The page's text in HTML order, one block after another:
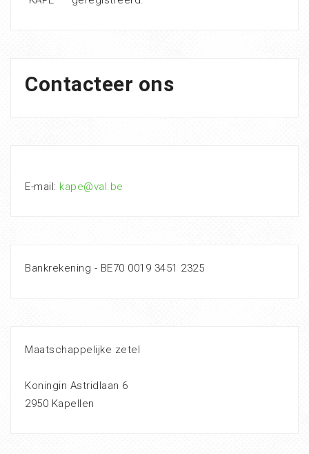
Contacteer ons
E-mail: kape@val.be
Bankrekening - BE70 0019 3451 2325
Maatschappelijke zetel
Koningin Astridlaan 6
2950 Kapellen